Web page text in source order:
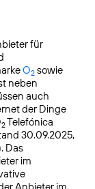
für
O2 sowie
neben
auch
der Dinge
2Telefónica
30.09.2025,
Das
im